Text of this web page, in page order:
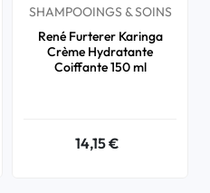
au panier
SHAMPOOINGS & SOINS
René Furterer Karinga
Crème Hydratante
Coiffante 150 ml
14,15 €